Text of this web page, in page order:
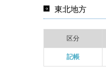
東北地方
区分
記帳